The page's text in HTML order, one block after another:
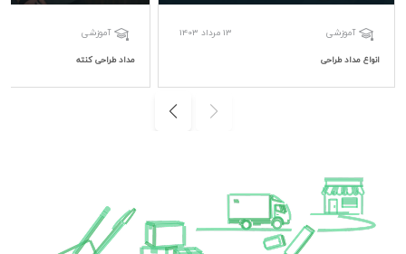
آموزشی 13 مرداد 1403
انواع مداد طراحی
آموزشی
مداد طراحی کنته